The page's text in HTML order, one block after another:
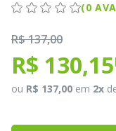
(0
R$ 137,00
R$ 130,15
ou R$ 137,00 em 2x